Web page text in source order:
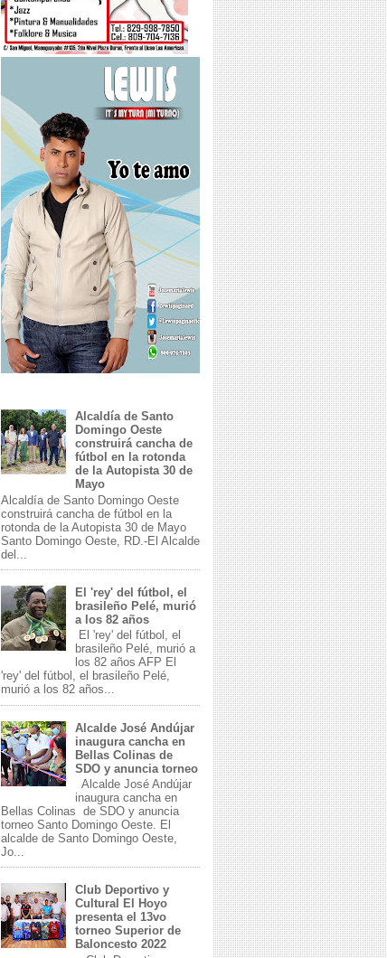
Alcaldía de Santo
Domingo Oeste
construirá cancha de
fútbol en la rotonda
de la Autopista 30 de
Mayo
Alcaldía de Santo Domingo Oeste
construirá cancha de fútbol en la
rotonda de la Autopista 30 de Mayo
Santo Domingo Oeste, RD.-El Alcalde
del...
El 'rey' del fútbol, el
brasileño Pelé, murió
a los 82 años
El 'rey' del fútbol, el
brasileño Pelé, murió a
los 82 años AFP El
'rey' del fútbol, el brasileño Pelé,
murió a los 82 años...
Alcalde José Andújar
inaugura cancha en
Bellas Colinas de
SDO y anuncia torneo
Alcalde José Andújar
inaugura cancha en
Bellas Colinas de SDO y anuncia
torneo Santo Domingo Oeste. El
alcalde de Santo Domingo Oeste,
Jo...
Club Deportivo y
Cultural El Hoyo
presenta el 13vo
torneo Superior de
Baloncesto 2022